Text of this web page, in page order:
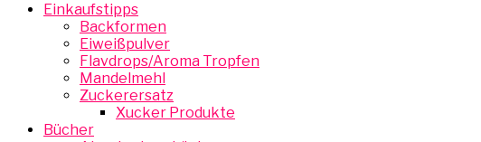
Einkaufstipps
Backformen
Eiweißpulver
Flavdrops/Aroma Tropfen
Mandelmehl
Zuckerersatz
Xucker Produkte
Bücher